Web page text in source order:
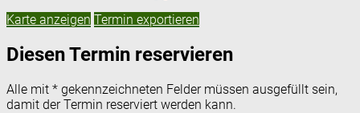
Karte anzeigen Termin exportieren
Diesen Termin reservieren
Alle mit * gekennzeichneten Felder müssen ausgefüllt sein,
damit der Termin reserviert werden kann.